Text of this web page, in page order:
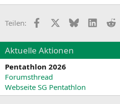
Teilen: Facebook Bluesky
Aktuelle Aktionen
Pentathlon 2026
Forumsthread
Webseite SG Pentathlon